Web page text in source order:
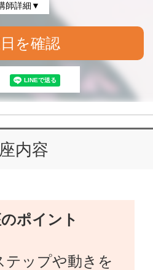
師詳細▼
を確認
内容
ポイント
テップや動きを